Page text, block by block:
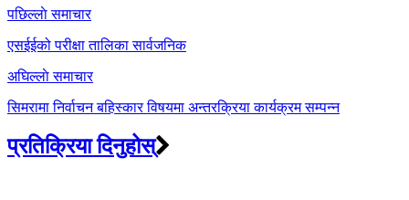
Post
navigation
पछिल्लाे समाचार
एसईईको परीक्षा तालिका सार्वजनिक
अघिल्लाे समाचार
सिमरामा निर्वाचन बहिस्कार विषयमा अन्तरक्रिया कार्यक्रम सम्पन्न
प्रतिक्रिया दिनुहोस्